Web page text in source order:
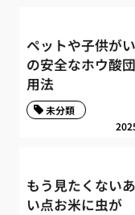
ペットや子供が
の安全なホウ酸
用法
未分類
もう見たくない
い点お米に虫が